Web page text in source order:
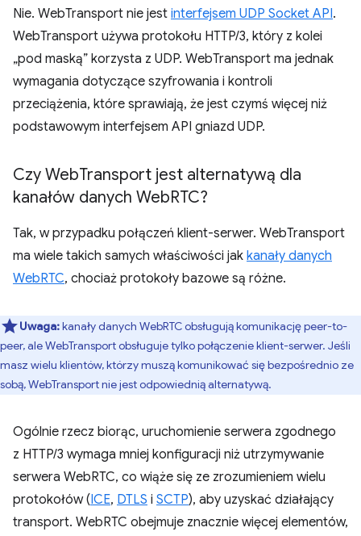
Nie. WebTransport nie jest interfejsem UDP Socket API.
WebTransport używa protokołu HTTP/3, który z kolei
„pod maską” korzysta z UDP. WebTransport ma jednak
wymagania dotyczące szyfrowania i kontroli
przeciążenia, które sprawiają, że jest czymś więcej niż
podstawowym interfejsem API gniazd UDP.
Czy WebTransport jest alternatywą dla
kanałów danych WebRTC?
Tak, w przypadku połączeń klient-serwer. WebTransport
ma wiele takich samych właściwości jak kanały danych
WebRTC, chociaż protokoły bazowe są różne.
Uwaga:kanały danych WebRTC obsługują komunikację peer-to-
peer, ale WebTransport obsługuje tylko połączenie klient-serwer. Jeśli
masz wielu klientów, którzy muszą komunikować się bezpośrednio ze
sobą, WebTransport nie jest odpowiednią alternatywą.
Ogólnie rzecz biorąc, uruchomienie serwera zgodnego
z HTTP/3 wymaga mniej konfiguracji niż utrzymywanie
serwera WebRTC, co wiąże się ze zrozumieniem wielu
protokołów (ICE, DTLS i SCTP), aby uzyskać działający
transport. WebRTC obejmuje znacznie więcej elementów,